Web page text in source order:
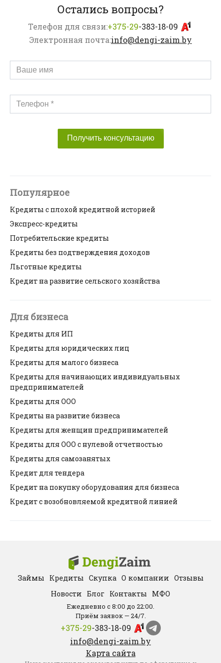
Остались вопросы?
Телефон для связи:+375-29-383-18-09
Электронная почта:info@dengi-zaim.by
Получить консультацию
Популярное
Кредиты с плохой кредитной историей
Экспресс-кредиты
Потребительские кредиты
Кредиты без подтверждения доходов
Льготные кредиты
Кредит на развитие сельского хозяйства
Для бизнеса
Кредиты для ИП
Кредиты для юридических лиц
Кредиты для малого бизнеса
Кредиты для начинающих индивидуальных
предпринимателей
Кредиты для ООО
Кредиты на развитие бизнеса
Кредиты для женщин предпринимателей
Кредиты для ООО с нулевой отчетностью
Кредиты для самозанятых
Кредит для тендера
Кредит на покупку оборудования для бизнеса
Кредит с возобновляемой кредитной линией
Займы Кредиты Скупка О компании Отзывы
Новости Блог Контакты МФО
Ежедневно с 8:00 до 22:00.
Приём заявок — 24/7.
+375-29-383-18-09
info@dengi-zaim.by
Карта сайта